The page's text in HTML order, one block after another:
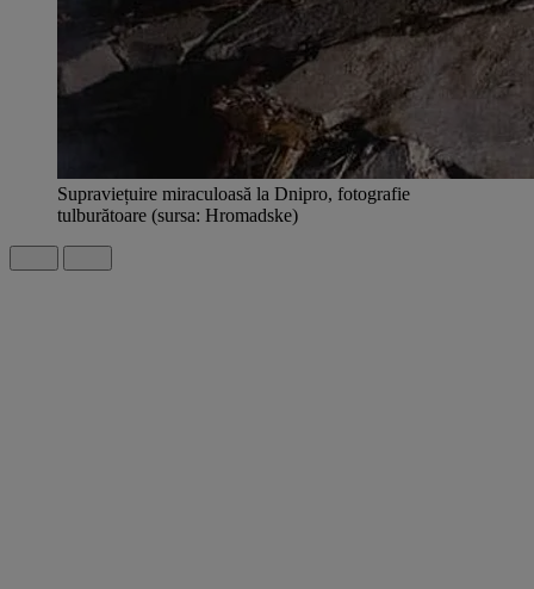
Supraviețuire miraculoasă la Dnipro, fotografie
tulburătoare (sursa: Hromadske)